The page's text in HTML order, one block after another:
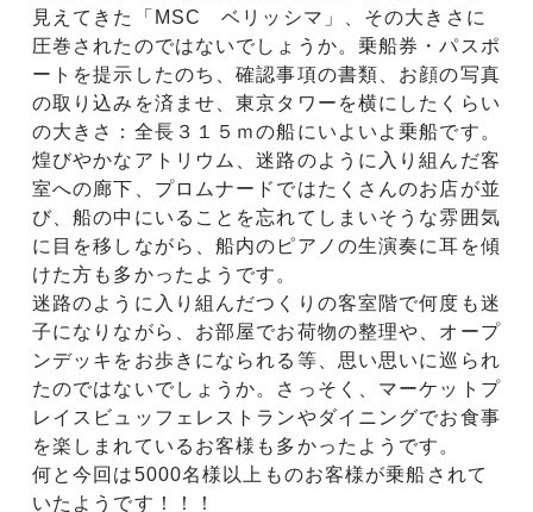
見えてきた「MSC ベリッシマ」、その大きさに
圧巻されたのではないでしょうか。乗船券・パスポ
ートを提示したのち、確認事項の書類、お顔の写真
の取り込みを済ませ、東京タワーを横にしたくらい
の大きさ：全長３１５ｍの船にいよいよ乗船です。
煌びやかなアトリウム、迷路のように入り組んだ客
室への廊下、プロムナードではたくさんのお店が並
び、船の中にいることを忘れてしまいそうな雰囲気
に目を移しながら、船内のピアノの生演奏に耳を傾
けた方も多かったようです。
迷路のように入り組んだつくりの客室階で何度も迷
子になりながら、お部屋でお荷物の整理や、オープ
ンデッキをお歩きになられる等、思い思いに巡られ
たのではないでしょうか。さっそく、マーケットプ
レイスビュッフェレストランやダイニングでお食事
を楽しまれているお客様も多かったようです。
何と今回は5000名様以上ものお客様が乗船されて
いたようです！！！